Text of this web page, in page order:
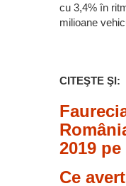
cu 3,4% în
milioane
CITEŞTE ŞI:
2019
Ce